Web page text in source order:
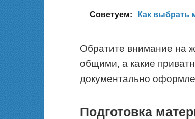
Cоветуем: Как выбрать
Обратите внимание на
общими, а какие
документально
Подготовка